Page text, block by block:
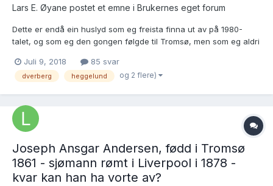
Lars E. Øyane postet et emne i Brukernes eget forum
Dette er endå ein huslyd som eg freista finna ut av på 1980-
talet, og som eg den gongen følgde til Tromsø, men som eg aldri
Heggelund var ein tur i Amerika mellom kring 1860 og 1871. So
kom dei attende til Trondheim for so å...
Juli 9, 2018 85 svar
dverberg heggelund og 2 flere)
Joseph Ansgar Andersen, fødd i Tromsø
1861 - sjømann rømt i Liverpool i 1878 -
kvar kan han ha vorte av?